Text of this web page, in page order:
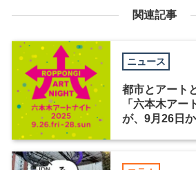
関連記事
ニュース
都市とアート
「六本木アー
が、9月26日